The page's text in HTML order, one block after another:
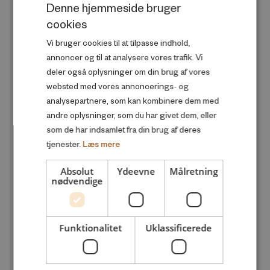
Familie og sociale forhold
Produktivitet og velstand
Skole og uddannelse
Sundhed og trivsel
UDGIVELSESÅR
Alle
2026
2024
Denne hjemmeside bruger
cookies
Vi bruger cookies til at tilpasse indhold,
annoncer og til at analysere vores trafik. Vi
deler også oplysninger om din brug af vores
websted med vores annoncerings- og
analysepartnere, som kan kombinere dem med
andre oplysninger, som du har givet dem, eller
som de har indsamlet fra din brug af deres
tjenester. Læs mere
Absolut
nødvendige
Ydeevne Målretning
Funktionalitet Uklassificerede